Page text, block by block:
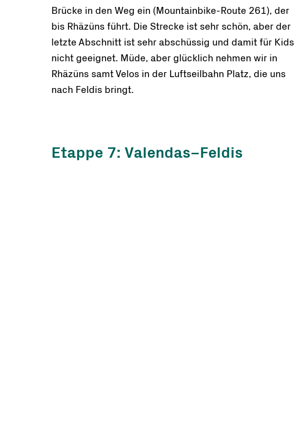
Brücke in den Weg ein (Mountainbike-Route 261), der
bis Rhäzüns führt. Die Strecke ist sehr schön, aber der
letzte Abschnitt ist sehr abschüssig und damit für Kids
nicht geeignet. Müde, aber glücklich nehmen wir in
Rhäzüns samt Velos in der Luftseilbahn Platz, die uns
nach Feldis bringt.
Etappe 7: Valendas–Feldis